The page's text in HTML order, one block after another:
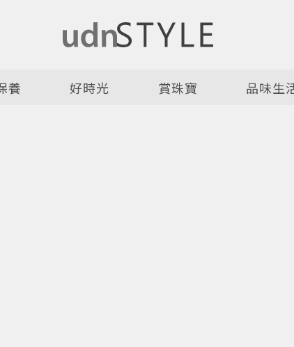
養 好時光 賞珠寶 品味生